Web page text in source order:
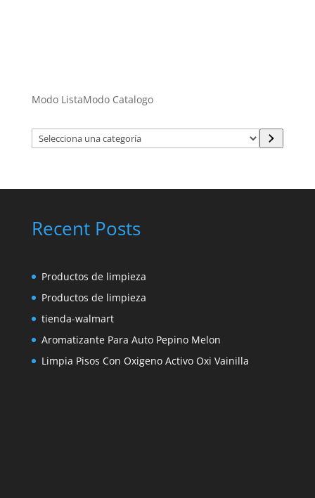
Modo ListaModo Catalogo
Selecciona
una
Recent Posts
Productos de limpieza
Productos de limpieza
tienda-walmart
Aromatizante Para Auto Pepino Melon
Limpia Pisos Con Oxigeno Activo Oxi Vainilla